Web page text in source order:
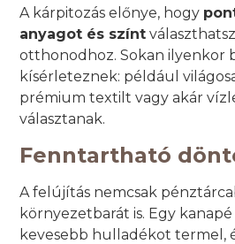
A kárpitozás előnye, hogy
anyagot és színt
otthonodhoz. Sokan ilyenkor
kísérleteznek: például
prémium textilt vagy akár
választanak.
Fenntartható
A felújítás nemcsak
környezetbarát is. Egy
kevesebb hulladékot termel,